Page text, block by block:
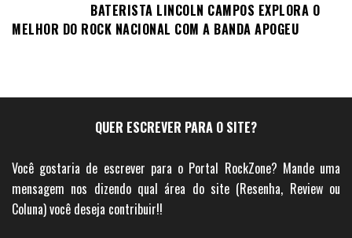
BATERISTA LINCOLN CAMPOS EXPLORA O
MELHOR DO ROCK NACIONAL COM A BANDA APOGEU
QUER ESCREVER PARA O SITE?
Você gostaria de escrever para o Portal RockZone? Mande uma
mensagem nos dizendo qual área do site (Resenha, Review ou
Coluna) você deseja contribuir!!